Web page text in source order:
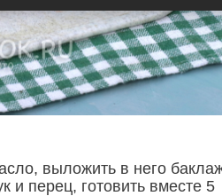
выложить в него
и перец, готовить вместе 5